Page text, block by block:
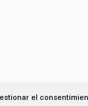
el
orientación